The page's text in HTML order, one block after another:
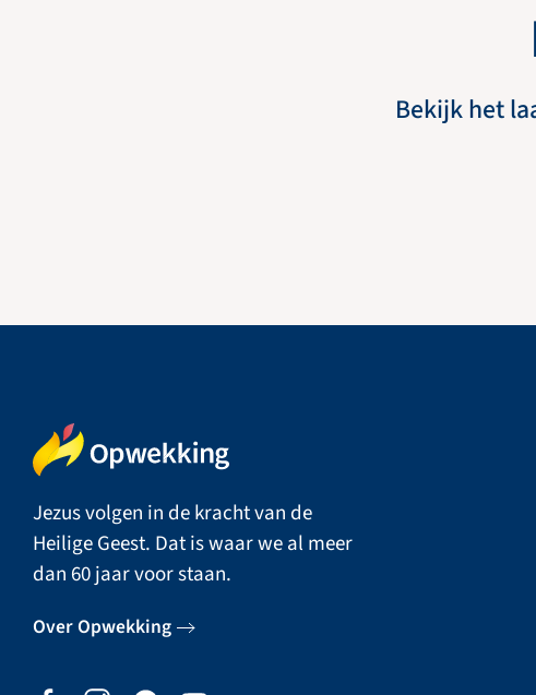
Bekijk het
Jezus volgen in de kracht van de
Heilige Geest. Dat is waar we al meer
dan 60 jaar voor staan.
Over Opwekking